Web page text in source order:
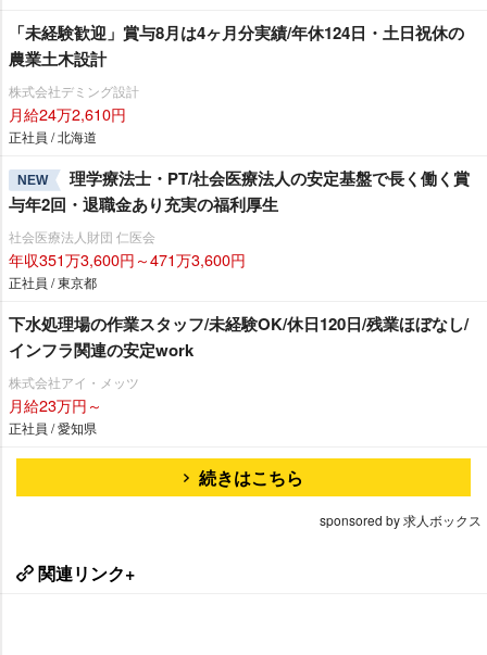
「未経験歓迎」賞与8月は4ヶ月分実績/年休124日・土日祝休の
農業土木設計
株式会社デミング設計
月給24万2,610円
正社員 / 北海道
NEW
理学療法士・PT/社会医療法人の安定基盤で長く働く賞
与年2回・退職金あり充実の福利厚生
社会医療法人財団 仁医会
年収351万3,600円～471万3,600円
正社員 / 東京都
下水処理場の作業スタッフ/未経験OK/休日120日/残業ほぼなし/
インフラ関連の安定work
株式会社アイ・メッツ
月給23万円～
正社員 / 愛知県
続きはこちら
sponsored by 求人ボックス
関連リンク+